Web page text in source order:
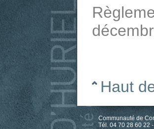
Haut
Communauté de
Tél. 04 70 28 60 22